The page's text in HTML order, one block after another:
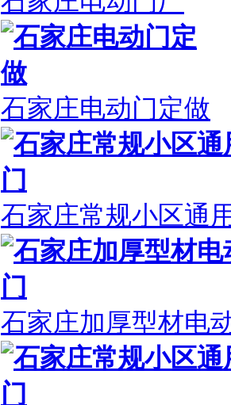
石家庄电动门定做
石家庄常规小区通
石家庄加厚型材电